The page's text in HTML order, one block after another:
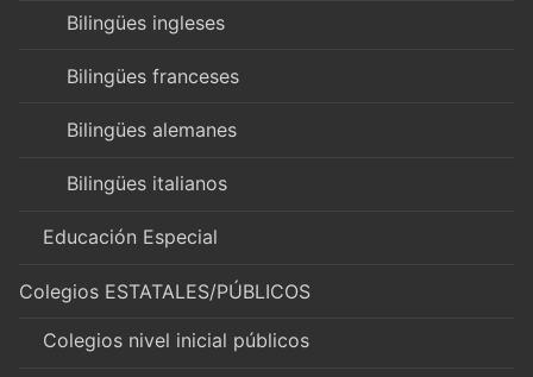
Bilingües ingleses
Bilingües franceses
Bilingües alemanes
Bilingües italianos
Educación Especial
Colegios ESTATALES/PÚBLICOS
Colegios nivel inicial públicos